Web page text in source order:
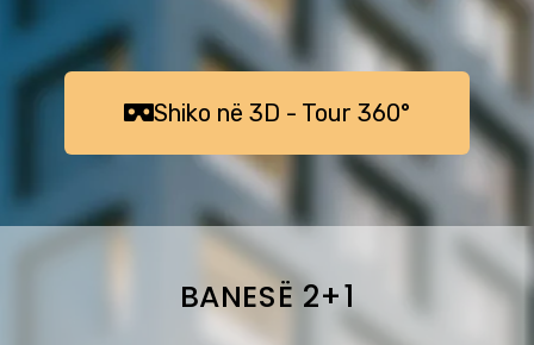
ㅤㅤShiko në 3D - Tour 360°ㅤㅤㅤ
BANESË 2+1